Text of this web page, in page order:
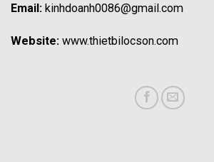
Email: kinhdoanh0086@gmail.com
Website: www.thietbilocson.com